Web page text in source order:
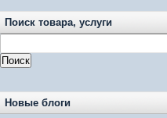
Поиск товара, услуги
Новые блоги